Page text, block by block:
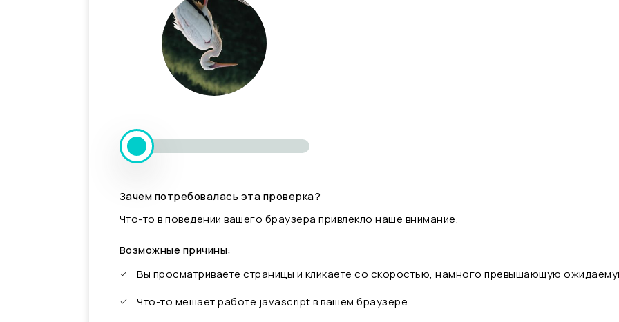
Зачем потребовалась эта проверка?
Что-то в поведении вашего браузера привлекло наше внимание.
Возможные причины:
Вы просматриваете страницы и кликаете со скоростью, намного превышающую
Что-то мешает работе javascript в вашем браузере